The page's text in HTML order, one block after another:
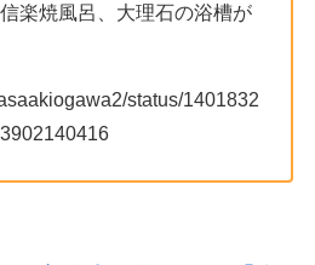
楽焼風呂、大理石の浴槽が
status/1401832